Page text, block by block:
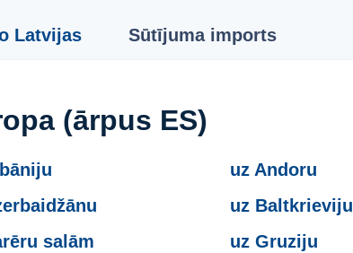
Latvijas Sūtījuma imports
(ārpus ES)
uz Andoru
uz Baltkrieviju
salām
uz Gruziju